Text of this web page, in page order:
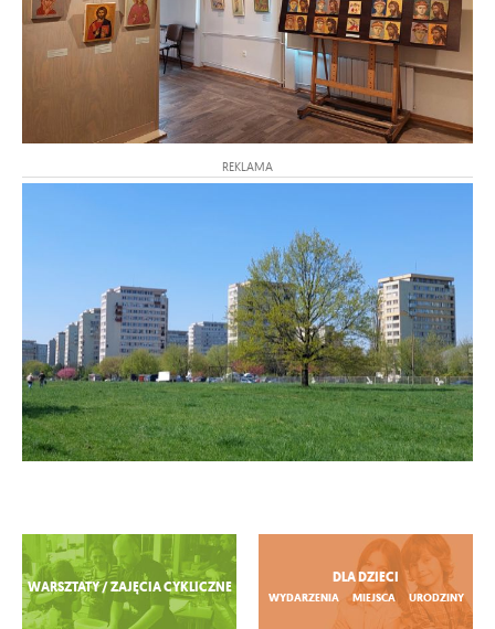
REKLAMA
Zobacz więcej
WARSZTATY / ZAJĘCIA CYKLICZNE
DLA DZIECI
WYDARZENIA MIEJSCA URODZINY